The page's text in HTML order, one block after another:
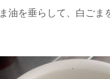
油を垂らして、白ごま